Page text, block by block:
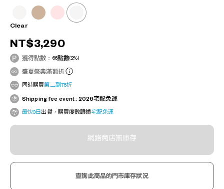
Clear
NT$3,290
獲得點數： 66點數(2%)
盛夏祭典滿額折
同時購買第二副75折
Shipping fee event : 2026宅配免運
最快3日 出貨，購買度數眼鏡宅配免運
網路商店無庫存
查詢此商品的門市庫存狀況